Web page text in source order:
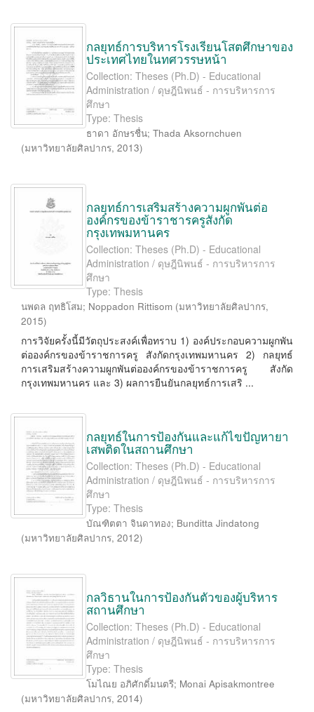
กลยุทธ์การบริหารโรงเรียนโสตศึกษาของ
ประเทศไทยในทศวรรษหน้า
Collection: Theses (Ph.D) - Educational
Administration / ดุษฎีนิพนธ์ - การบริหารการ
ศึกษา
Type: Thesis
ธาดา อักษรชื่น; Thada Aksornchuen
(มหาวิทยาลัยศิลปากร, 2013)
กลยุทธ์การเสริมสร้างความผูกพันต่อ
องค์กรของข้าราชารครูสังกัด
กรุงเทพมหานคร
Collection: Theses (Ph.D) - Educational
Administration / ดุษฎีนิพนธ์ - การบริหารการ
ศึกษา
Type: Thesis
นพดล ฤทธิโสม; Noppadon Rittisom (มหาวิทยาลัยศิลปากร,
2015)
การวิจัยครั้งนี้มีวัตถุประสงค์เพื่อทราบ 1) องค์ประกอบความผูกพัน
ต่อองค์กรของข้าราชการครู สังกัดกรุงเทพมหานคร 2) กลยุทธ์
การเสริมสร้างความผูกพันต่อองค์กรของข้าราชการครู สังกัด
กรุงเทพมหานคร และ 3) ผลการยืนยันกลยุทธ์การเสริ ...
กลยุทธ์ในการป้องกันและแก้ไขปัญหายา
เสพติดในสถานศึกษา
Collection: Theses (Ph.D) - Educational
Administration / ดุษฎีนิพนธ์ - การบริหารการ
ศึกษา
Type: Thesis
บัณฑิตตา จินดาทอง; Bunditta Jindatong
(มหาวิทยาลัยศิลปากร, 2012)
กลวิธานในการป้องกันตัวของผู้บริหาร
สถานศึกษา
Collection: Theses (Ph.D) - Educational
Administration / ดุษฎีนิพนธ์ - การบริหารการ
ศึกษา
Type: Thesis
โมไณย อภิศักดิ์มนตรี; Monai Apisakmontree
(มหาวิทยาลัยศิลปากร, 2014)